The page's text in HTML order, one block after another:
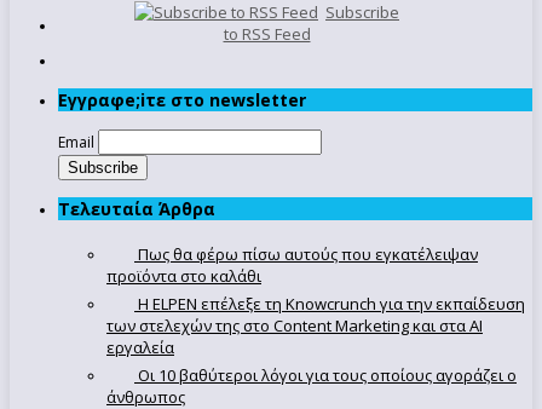
Subscribe
to RSS Feed
Εγγραφe;iτε στο newsletter
Email
Τελευταία Άρθρα
Πως θα φέρω πίσω αυτούς που εγκατέλειψαν
προϊόντα στο καλάθι
Η ELPEN επέλεξε τη Knowcrunch για την εκπαίδευση
των στελεχών της στο Content Marketing και στα AI
εργαλεία
Οι 10 βαθύτεροι λόγοι για τους οποίους αγοράζει ο
άνθρωπος